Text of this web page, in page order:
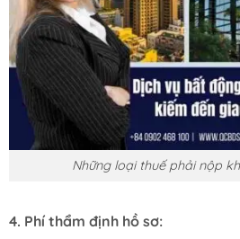
Những loại thuế phải nộp
4. Phí thẩm định hồ sơ: